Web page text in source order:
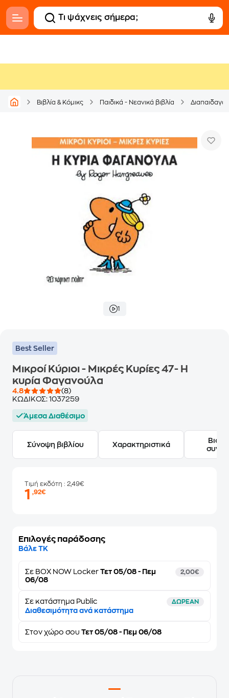
Βιβλία & Κόμικς Παιδικά - Νεανικά βιβλία
1
Best Seller
Μικροί Κύριοι - Μικρές Κυρίες 47- Η
κυρία Φαγανούλα
4.8
(8)
ΚΩΔΙΚΟΣ: 1037259
Άμεσα Διαθέσιμο
Σύνοψη βιβλίου Χαρακτηριστικά
Τιμή εκδότη : 2,49€
1,92€
Επιλογές παράδοσης
Βάλε ΤΚ
Σε BOX NOW Locker Τετ 05/08 - Πεμ
06/08
2,00€
Σε κατάστημα Public ΔΩΡΕΑΝ
Διαθεσιμότητα ανά κατάστημα
Στον χώρο σου Τετ 05/08 - Πεμ 06/08